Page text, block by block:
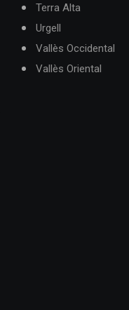
Terra Alta
Urgell
Vallès Occidental
Vallès Oriental